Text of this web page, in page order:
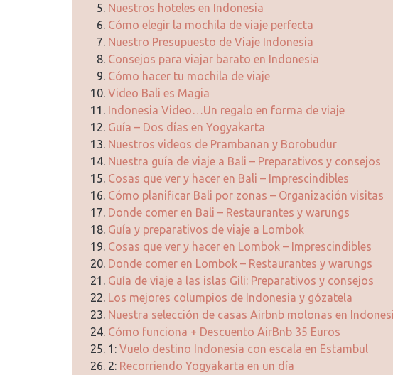
Nuestros hoteles en Indonesia
Cómo elegir la mochila de viaje perfecta
Nuestro Presupuesto de Viaje Indonesia
Consejos para viajar barato en Indonesia
Cómo hacer tu mochila de viaje
Video Bali es Magia
Indonesia Video…Un regalo en forma de viaje
Guía – Dos días en Yogyakarta
Nuestros videos de Prambanan y Borobudur
Nuestra guía de viaje a Bali – Preparativos y consejos
Cosas que ver y hacer en Bali – Imprescindibles
Cómo planificar Bali por zonas – Organización visitas
Donde comer en Bali – Restaurantes y warungs
Guía y preparativos de viaje a Lombok
Cosas que ver y hacer en Lombok – Imprescindibles
Donde comer en Lombok – Restaurantes y warungs
Guía de viaje a las islas Gili: Preparativos y consejos
Los mejores columpios de Indonesia y gózatela
Nuestra selección de casas Airbnb molonas en
Cómo funciona + Descuento AirBnb 35 Euros
1: Vuelo destino Indonesia con escala en Estambul
2: Recorriendo Yogyakarta en un día